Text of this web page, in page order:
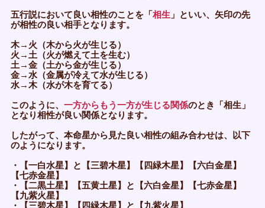
五行説において良い相性のことを「相生 」といい、矢印の先
が相性の良い相手となります。
木→火（木から火が生じる）
火→土（火が燃えて土を生む）
土→金（土から金が生じる）
金→水（金属が冷えて水が生じる）
水→木（水が木を育てる）
このように、 一方からもう一方が生じる関係のとき「相生」
となり相性が良い関係となります。
したがって、本命星から見た良い相性の組み合わせは、以下
のようになります。
・【一白水星】と【三碧木星】【四緑木星】【六白金星】
【七赤金星】
・【二黒土星】【五黄土星】と【六白金星】【七赤金星】
【九紫火星】
・【三碧木星】【四緑木星】と【九紫火星】